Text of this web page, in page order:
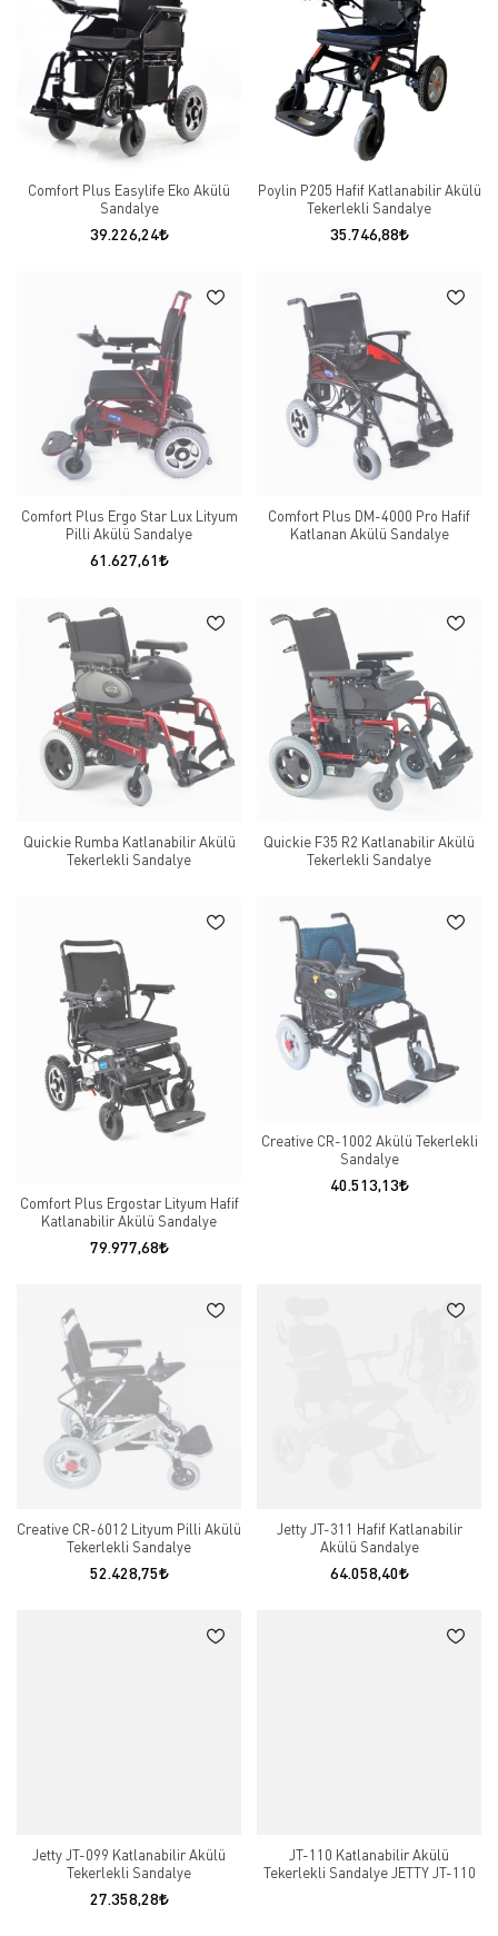
Comfort Plus Easylife Eko Akülü
Sandalye
39.226,24
Poylin P205 Hafif Katlanabilir Akülü
Tekerlekli Sandalye
35.746,88
Comfort Plus Ergo Star Lux Lityum
Pilli Akülü Sandalye
61.627,61
Comfort Plus DM-4000 Pro Hafif
Katlanan Akülü Sandalye
Quickie Rumba Katlanabilir Akülü
Tekerlekli Sandalye
Quickie F35 R2 Katlanabilir Akülü
Tekerlekli Sandalye
Comfort Plus Ergostar Lityum Hafif
Katlanabilir Akülü Sandalye
79.977,68
Creative CR-1002 Akülü Tekerlekli
Sandalye
40.513,13
Creative CR-6012 Lityum Pilli Akülü
Tekerlekli Sandalye
52.428,75
Jetty JT-311 Hafif Katlanabilir
Akülü Sandalye
64.058,40
Jetty JT-099 Katlanabilir Akülü
Tekerlekli Sandalye
27.358,28
JT-110 Katlanabilir Akülü
Tekerlekli Sandalye JETTY JT-110